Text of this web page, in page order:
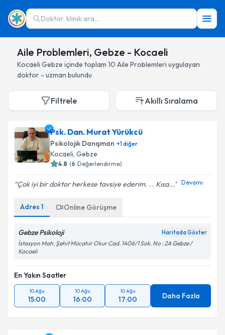
Doktor, klinik ara...
Aile Problemleri, Gebze - Kocaeli
Kocaeli Gebze içinde toplam 10 Aile Problemleri uygulayan
doktor - uzman bulundu
Filtrele Akıllı Sıralama
Psk. Dan. Murat Yürükcü
Psikolojik Danışman +1diğer
Kocaeli, Gebze
4.8 (6 Değerlendirme)
Çok iyi bir doktor herkese tavsiye ederim. . . Kısa... Devamı
Adres 1 Online Görüşme
Gebze Psikoloji Haritada Göster
İstasyon Mah. Şehit Mücahir Okur Cad. 1406/1 Sok. No : 2A Gebze /
Kocaeli
En Yakın Saatler
10 Ağu
15:00
10 Ağu
16:00
10 Ağu
17:00 Daha Fazla